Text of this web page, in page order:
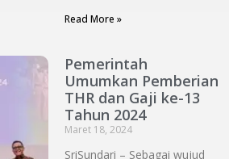
Read More »
Pemerintah
Umumkan Pemberian
THR dan Gaji ke-13
Tahun 2024
Maret 18, 2024
SriSundari – Sebagai wujud